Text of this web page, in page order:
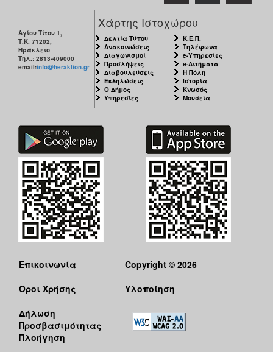
Υγεία
Αυτόματοι
Απινιδωτές
ΤΟΠΟΣ
ΔΗΜΟΣ
ΠΟΛΙΤΙΣΜΟΣ
Αγίου Τίτου 1,
Τ.Κ. 71202,
Ηράκλειο
Τηλ.: 2813-409000
email:info@heraklion.gr
Χάρτης Ιστοχώρου
Δελτία Τύπου
Ανακοινώσεις
Διαγωνισμοί
Προσλήψεις
Διαβουλεύσεις
Εκδηλώσεις
Ο Δήμος
Υπηρεσίες
Κ.Ε.Π.
Τηλέφωνα
e-Υπηρεσίες
e-Αιτήματα
Η Πόλη
Ιστορία
Κνωσός
Μουσεία
Επικοινωνία
Όροι Χρήσης
Δήλωση
Προσβασιμότητας
Πλοήγηση
Copyright © 2026
Υλοποίηση